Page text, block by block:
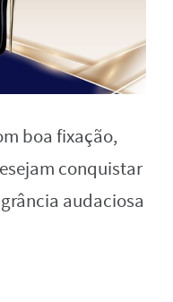
boa fixação,
conquistar
audaciosa